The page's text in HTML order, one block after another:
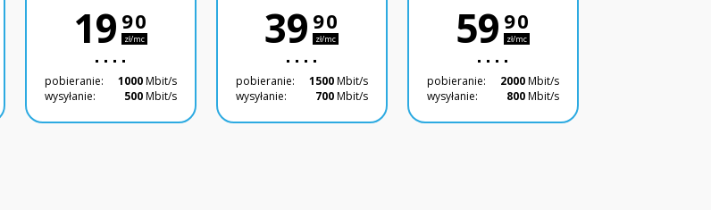
19 90
zł/mc
pobieranie: 1000Mbit/s
wysyłanie:
500Mbit/s
39 90
zł/mc
pobieranie: 1500Mbit/s
wysyłanie:
700Mbit/s
59 90
zł/mc
pobieranie: 2000Mbit/s
wysyłanie:
800Mbit/s